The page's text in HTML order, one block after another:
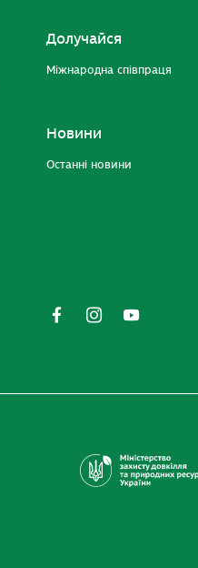
Долучайся
Міжнародна співпраця
Новини
Останні новини